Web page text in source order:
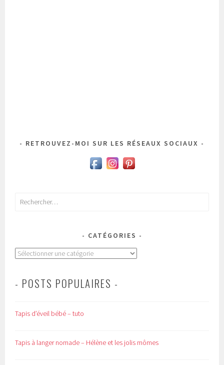
RETROUVEZ-MOI SUR LES RÉSEAUX SOCIAUX
Rechercher :
CATÉGORIES
Catégories
- POSTS POPULAIRES -
Tapis d’éveil bébé – tuto
Tapis à langer nomade – Hélène et les jolis mômes